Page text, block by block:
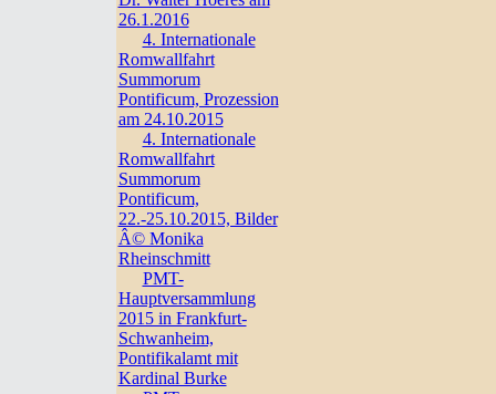
26.1.2016
4. Internationale
Romwallfahrt
Summorum
Pontificum, Prozession
am 24.10.2015
4. Internationale
Romwallfahrt
Summorum
Pontificum,
22.-25.10.2015, Bilder
Â© Monika
Rheinschmitt
PMT-
Hauptversammlung
2015 in Frankfurt-
Schwanheim,
Pontifikalamt mit
Kardinal Burke